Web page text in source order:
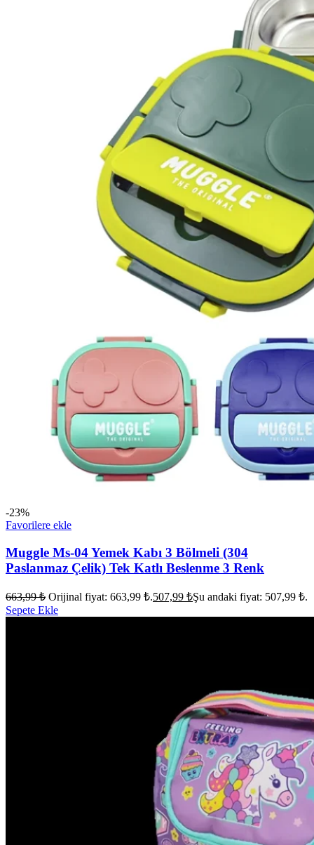
-23%
Favorilere ekle
Muggle Ms-04 Yemek Kabı 3 Bölmeli (304
Paslanmaz Çelik) Tek Katlı Beslenme 3 Renk
663,99₺ Orijinal fiyat: 663,99 ₺.507,99 ₺Şu andaki fiyat: 507,99 ₺.
Sepete Ekle